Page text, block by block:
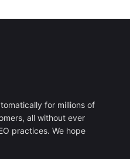
for millions of
all without ever
practices. We hope